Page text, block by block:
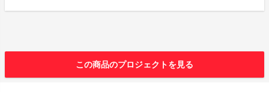
この商品のプロジェクトを見る